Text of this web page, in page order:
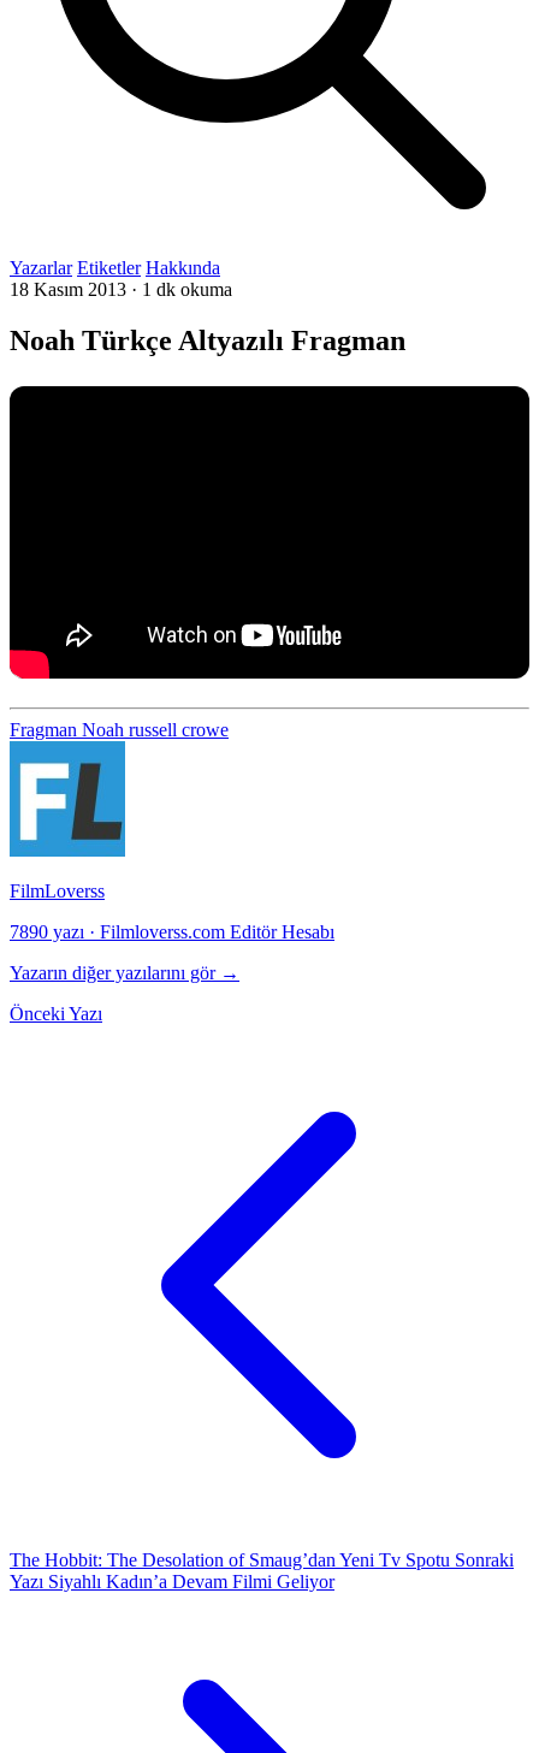
Yazarlar Etiketler Hakkında
18 Kasım 2013 · 1 dk okuma
Noah Türkçe Altyazılı Fragman
Fragman Noah russell crowe
FilmLoverss
7890 yazı · Filmloverss.com Editör Hesabı
Yazarın diğer yazılarını gör →
Önceki Yazı
The Hobbit: The Desolation of Smaug’dan Yeni Tv Spotu Sonraki
Yazı Siyahlı Kadın’a Devam Filmi Geliyor